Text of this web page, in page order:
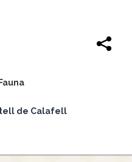
Fauna
de Calafell